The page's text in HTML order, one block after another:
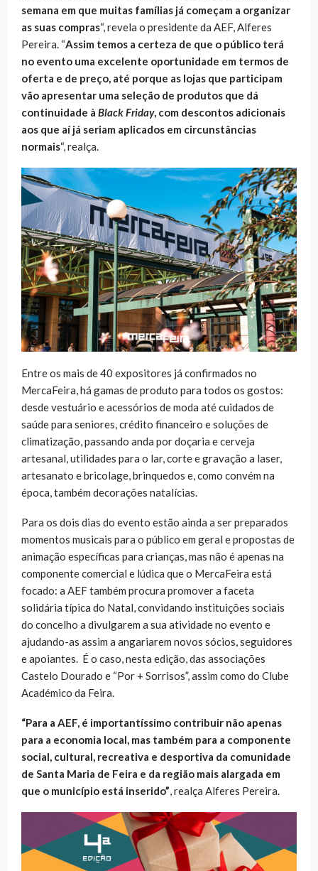
semana em que muitas famílias já começam a organizar
as suas compras“, revela o presidente da AEF, Alferes
Pereira. “Assim temos a certeza de que o público terá
no evento uma excelente oportunidade em termos de
oferta e de preço, até porque as lojas que participam
vão apresentar uma seleção de produtos que dá
continuidade à Black Friday, com descontos adicionais
aos que aí já seriam aplicados em circunstâncias
normais“, realça.
Entre os mais de 40 expositores já confirmados no
MercaFeira, há gamas de produto para todos os gostos:
desde vestuário e acessórios de moda até cuidados de
saúde para seniores, crédito financeiro e soluções de
climatização, passando anda por doçaria e cerveja
artesanal, utilidades para o lar, corte e gravação a laser,
artesanato e bricolage, brinquedos e, como convém na
época, também decorações natalícias.
Para os dois dias do evento estão ainda a ser preparados
momentos musicais para o público em geral e propostas de
animação específicas para crianças, mas não é apenas na
componente comercial e lúdica que o MercaFeira está
focado: a AEF também procura promover a faceta
solidária típica do Natal, convidando instituições sociais
do concelho a divulgarem a sua atividade no evento e
ajudando-as assim a angariarem novos sócios, seguidores
e apoiantes. É o caso, nesta edição, das associações
Castelo Dourado e “Por + Sorrisos”, assim como do Clube
Académico da Feira.
“Para a AEF, é importantíssimo contribuir não apenas
para a economia local, mas também para a componente
social, cultural, recreativa e desportiva da comunidade
de Santa Maria de Feira e da região mais alargada em
que o município está inserido” , realça Alferes Pereira.